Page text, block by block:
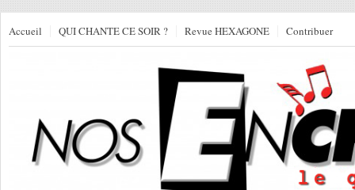
Accueil QUI CHANTE CE SOIR ? Revue HEXAGONE Contribuer